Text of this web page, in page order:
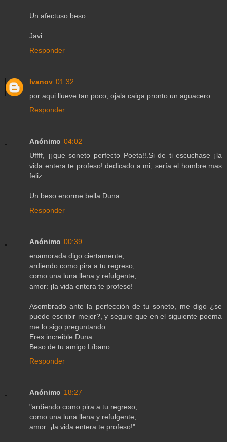
Un afectuso beso.
Javi.
Responder
Ivanov 01:32
por aqui llueve tan poco, ojala caiga pronto un aguacero
Responder
Anónimo 04:02
Uffff, ¡¡que soneto perfecto Poeta!!.Si de ti escuchase ¡la
vida entera te profeso! dedicado a mi, sería el hombre mas
feliz.
Un beso enorme bella Duna.
Responder
Anónimo 00:39
enamorada digo ciertamente,
ardiendo como pira a tu regreso;
como una luna llena y refulgente,
amor: ¡la vida entera te profeso!
Asombrado ante la perfección de tu soneto, me digo ¿se
puede escribir mejor?, y seguro que en el siguiente poema
me lo sigo preguntando.
Eres increible Duna.
Beso de tu amigo Líbano.
Responder
Anónimo 18:27
"ardiendo como pira a tu regreso;
como una luna llena y refulgente,
amor: ¡la vida entera te profeso!"